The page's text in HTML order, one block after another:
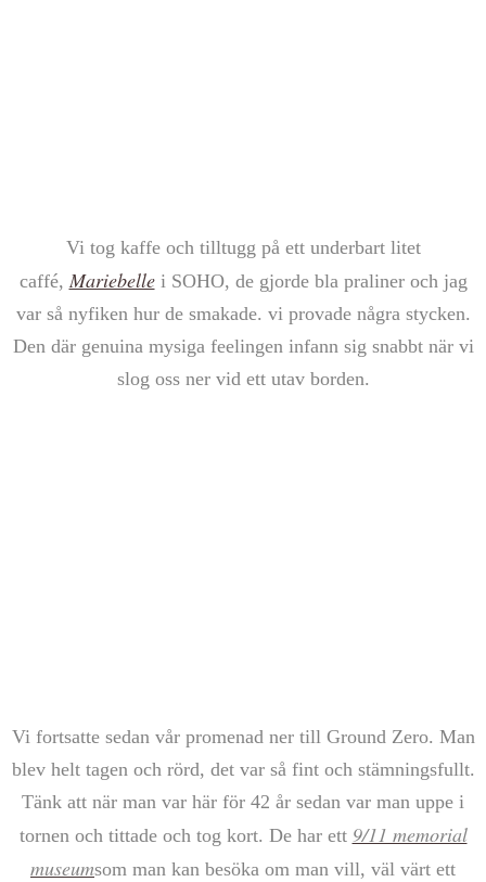
Vi tog kaffe och tilltugg på ett underbart litet
caffé, Mariebellei SOHO, de gjorde bla praliner och jag
var så nyfiken hur de smakade. vi provade några stycken.
Den där genuina mysiga feelingen infann sig snabbt när vi
slog oss ner vid ett utav borden.
Vi fortsatte sedan vår promenad ner till Ground Zero. Man
blev helt tagen och rörd, det var så fint och stämningsfullt.
Tänk att när man var här för 42 år sedan var man uppe i
tornen och tittade och tog kort. De har ett 9/11 memorial
museumsom man kan besöka om man vill, väl värt ett